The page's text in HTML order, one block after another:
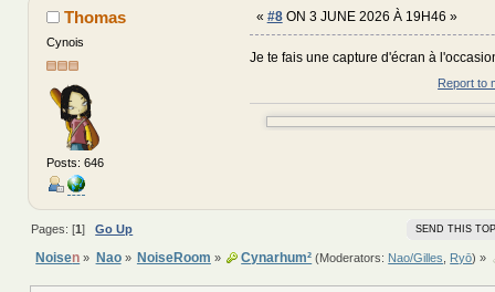
Thomas
Cynois
Posts: 646
« #8ON 3 JUNE 2026 À 19H46 »
Je te fais une capture d'écran à
Report to
SEND THIS
Pages: [1]Go Up
Noisen » Nao» NoiseRoom » Cynarhum² (Moderators: Nao/Gilles Ryō) »